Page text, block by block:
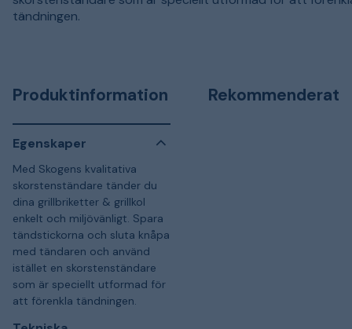
tändningen.
Produktinformation
Egenskaper
Med Skogens kvalitativa
skorstenständare tänder du
dina grillbriketter & grillkol
enkelt och miljövänligt. Spara
tändstickorna och sluta knåpa
med tändaren och använd
istället en skorstenständare
som är speciellt utformad för
att förenkla tändningen.
Rekommenderat